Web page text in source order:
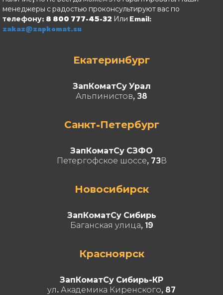
менеджеры с радостью проконсультируют вас по
телефону: 8 800 777-45-32 Или Email:
zakaz@zapkomat.su
Екатеринбург
ЗапКоматСу Урал
Альпинистов, 38
Санкт-Петербург
ЗапКоматСу СЗФО
Петергофское шоссе, 73В
Новосибирск
ЗапКоматСу Сибирь
Баганская улица, 19
Красноярск
ЗапКоматСу Сибирь-КР
ул. Академика Киренского, 87